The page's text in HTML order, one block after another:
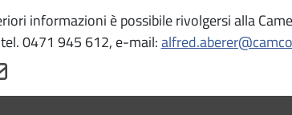
informazioni è possibile rivolgersi alla
0471 945 612, e-mail: